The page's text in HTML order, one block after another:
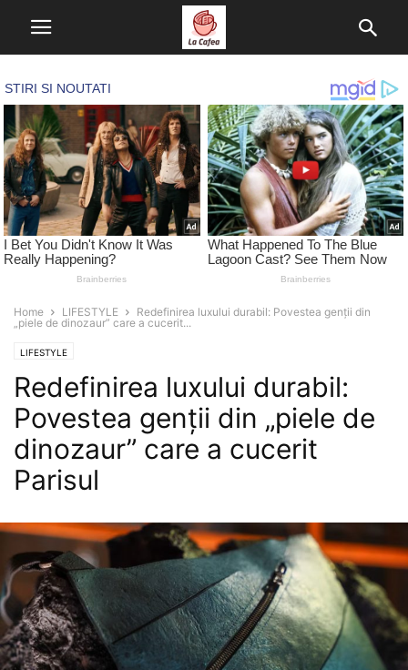
Home LIFESTYLE
Redefinirea luxului durabil: Povestea genții din
„piele de dinozaur” care a cucerit...
LIFESTYLE
Redefinirea luxului durabil:
Povestea genții din „piele de
dinozaur” care a cucerit
Parisul